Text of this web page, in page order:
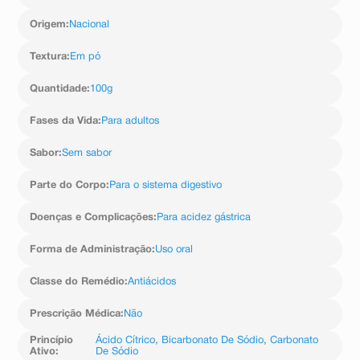
Origem: Nacional
Textura: Em pó
Quantidade:100g
Fases da Vida: Para adultos
Sabor:Sem sabor
Parte do Corpo: Para o sistema digestivo
Doenças e Complicações: Para acidez gástrica
Forma de Administração:Uso oral
Classe do Remédio:Antiácidos
Prescrição Médica: Não
Princípio
Ativo:
Ácido Cítrico, Bicarbonato De Sódio,Carbonato
De Sódio